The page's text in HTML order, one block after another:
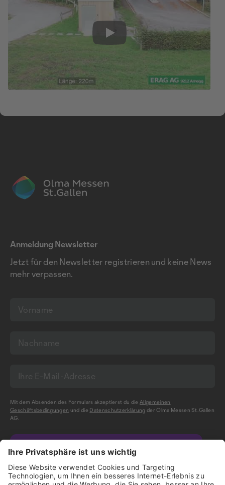
Play
Anmeldung Newsletter
Jetzt für den Newsletter registrieren und keine News
mehr verpassen.
Mit dem Absenden des Formulars akzeptierst du dieAllgemeinen
Geschäftsbedingungen und die Datenschutzerklärung der Olma Messen St.Gallen
AG.